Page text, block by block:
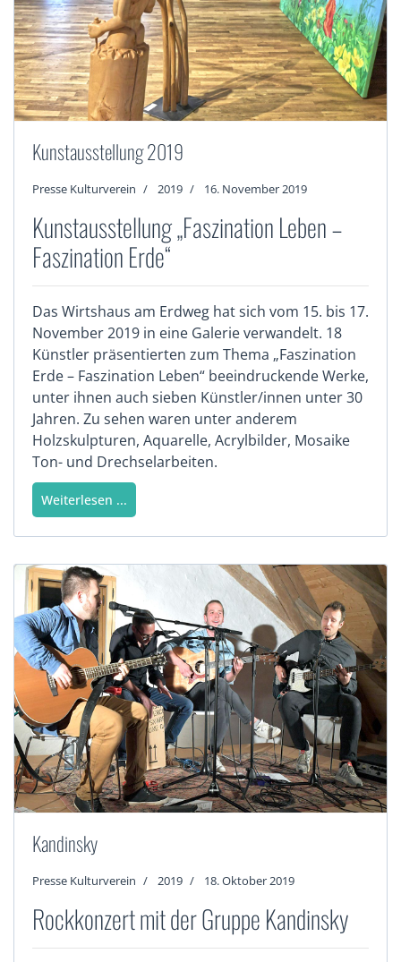
Kunstausstellung 2019
Presse Kulturverein 2019 16. November 2019
Kunstausstellung „Faszination Leben –
Faszination Erde“
Das Wirtshaus am Erdweg hat sich vom 15. bis 17.
November 2019 in eine Galerie verwandelt. 18
Künstler präsentierten zum Thema „Faszination
Erde – Faszination Leben“ beeindruckende Werke,
unter ihnen auch sieben Künstler/innen unter 30
Jahren. Zu sehen waren unter anderem
Holzskulpturen, Aquarelle, Acrylbilder, Mosaike
Ton- und Drechselarbeiten.
Weiterlesen ...
Kandinsky
Presse Kulturverein 2019 18. Oktober 2019
Rockkonzert mit der Gruppe Kandinsky